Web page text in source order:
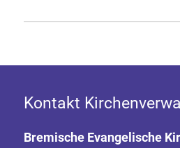
Kontakt
Bremische Evangelische